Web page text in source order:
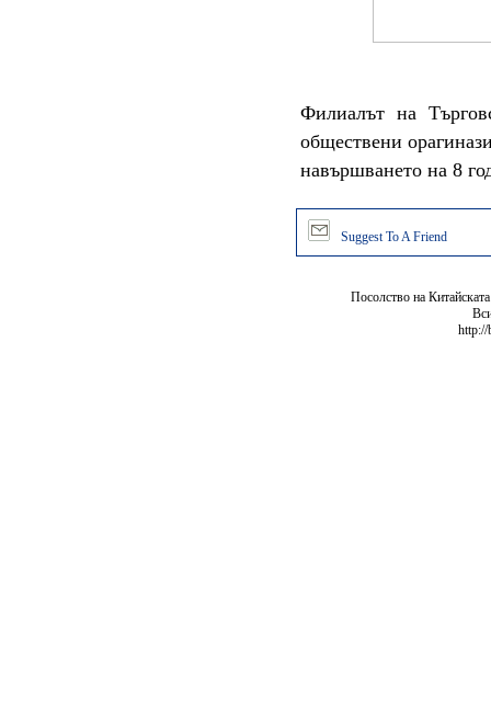
Филиалът на
обществени
навършването на 8
Suggest To A Friend
Посолство на
http://